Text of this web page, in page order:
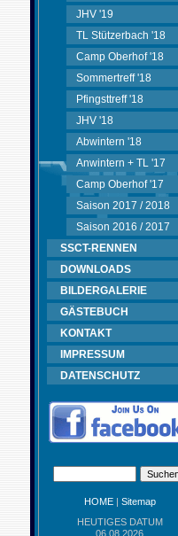
JHV '19
TL Stützerbach '18
Camp Oberhof '18
Sommertreff '18
Pfingsttreff '18
JHV '18
Abwintern '18
Anwintern + TL '17
Camp Oberhof '17
Saison 2017 / 2018
Saison 2016 / 2017
SSCT-RENNEN
DOWNLOADS
BILDERGALERIE
GÄSTEBUCH
KONTAKT
IMPRESSUM
DATENSCHUTZ
HOME| Sitemap
HEUTIGES DATUM
06.08.2026